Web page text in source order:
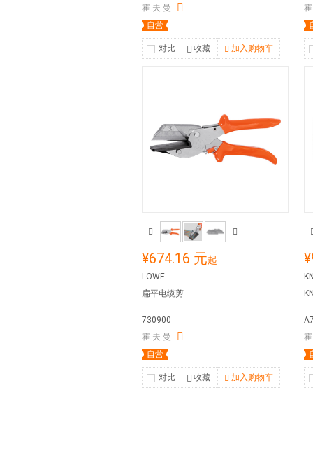
霍 夫 曼
自营
对比 收藏 加入购物车
¥674.16 元起
LÖWE
扁平电缆剪
730900
霍 夫 曼
自营
对比 收藏 加入购物车